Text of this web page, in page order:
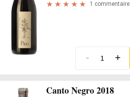
1 commentaire
- +
Canto Negro 2018